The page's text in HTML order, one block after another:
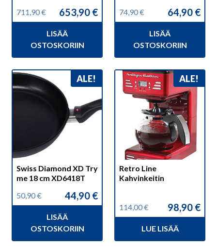
711,90€
Alkuperäinen
711,90 €.
653,90 €
Nykyinen
653,90 €.
LISÄÄ
OSTOSKORIIN
74,90€
Alkuperäinen
74,90 €.
64,90 €
Nykyinen
64,90 €.
LISÄÄ
OSTOSKORIIN
ALE!
Swiss Diamond XD Try
me 18 cm XD6418T
50,90€
Alkuperäinen
50,90 €.
44,90 €
Nykyinen
44,90 €.
LISÄÄ
OSTOSKORIIN
ALE!
Retro Line
Kahvinkeitin
114,00€
Alkuperäinen
114,00 €.
98,90 €
Nykyinen
98,90 €.
LUE LISÄÄ